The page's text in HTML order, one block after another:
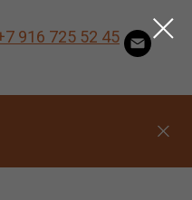
916 725 52 45